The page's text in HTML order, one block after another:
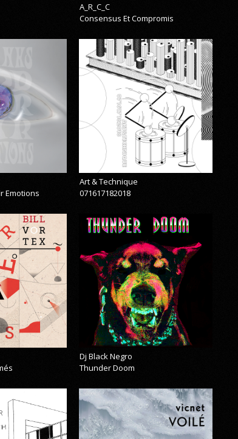
A_R_C_C
Consensus Et Compromis
Emotions
Art & Technique
071617182018
Dj Black Negro
Thunder Doom